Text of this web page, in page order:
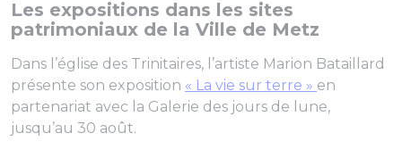
Les expositions dans les sites
patrimoniaux de la Ville de Metz
Dans l’église des Trinitaires, l’artiste Marion Bataillard
présente son exposition « La vie sur terre » en
partenariat avec la Galerie des jours de lune,
jusqu’au 30 août.